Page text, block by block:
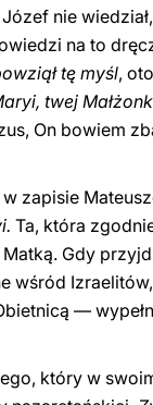
Józef nie
na to
tę myśl,
twej
On bowiem
zapisie
Ta, która
Gdy
wśród
—
który w